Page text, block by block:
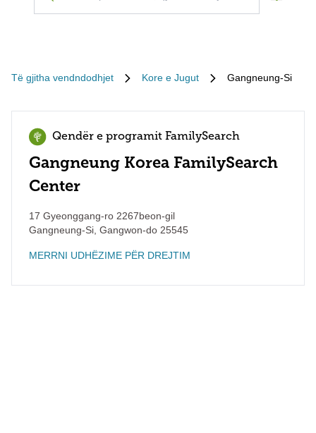
Të gjitha vendndodhjet Kore e Jugut Gangneung-Si
Qendër e programit FamilySearch
Gangneung Korea FamilySearch
Center
17 Gyeonggang-ro 2267beon-gil
Gangneung-Si Gangwon-do 25545
MERRNI UDHËZIME PËR DREJTIM